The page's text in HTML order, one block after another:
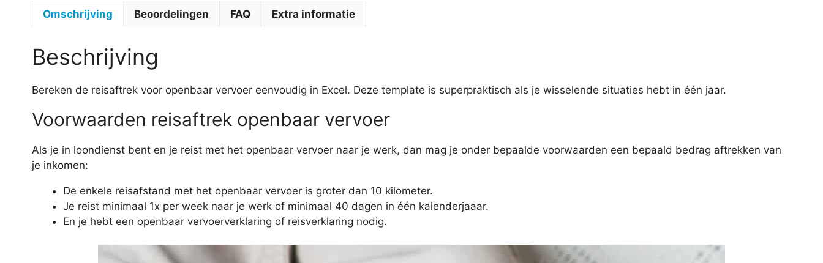
Omschrijving Beoordelingen FAQ Extra informatie
Beschrijving
Bereken de reisaftrek voor openbaar vervoer eenvoudig in Excel. Deze template is superpraktisch als je wisselende situaties hebt in één jaar.
Voorwaarden reisaftrek openbaar vervoer
Als je in loondienst bent en je reist met het openbaar vervoer naar je werk, dan mag je onder bepaalde voorwaarden een bepaald bedrag aftrekken van
je inkomen:
De enkele reisafstand met het openbaar vervoer is groter dan 10 kilometer.
Je reist minimaal 1x per week naar je werk of minimaal 40 dagen in één kalenderjaaar.
En je hebt een openbaar vervoerverklaring of reisverklaring nodig.